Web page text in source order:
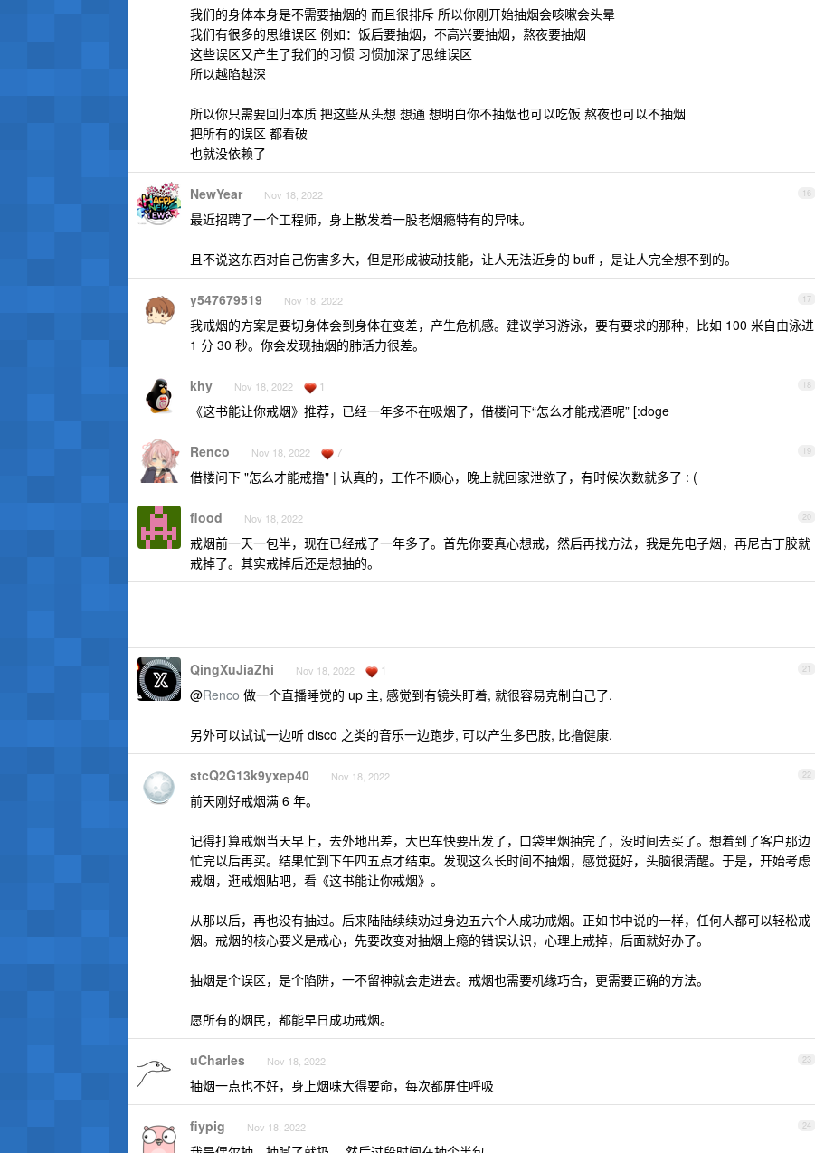
我们的身体本身是不需要抽烟的 而且很排斥 所以你刚开始抽烟会咳嗽会头晕
我们有很多的思维误区 例如：饭后要抽烟，不高兴要抽烟，熬夜要抽烟
这些误区又产生了我们的习惯 习惯加深了思维误区
所以越陷越深
所以你只需要回归本质 把这些从头想 想通 想明白你不抽烟也可以吃饭 熬夜也可以不抽烟
把所有的误区 都看破
也就没依赖了
16
NewYear Nov 18, 2022
最近招聘了一个工程师，身上散发着一股老烟瘾特有的异味。
且不说这东西对自己伤害多大，但是形成被动技能，让人无法近身的 buff ，是让人完全想不到的。
17
y547679519 Nov 18, 2022
我戒烟的方案是要切身体会到身体在变差，产生危机感。建议学习游泳，要有要求的那种，比如 100 米自由泳进
1 分 30 秒。你会发现抽烟的肺活力很差。
18
khy Nov 18, 2022 1
《这书能让你戒烟》推荐，已经一年多不在吸烟了，借楼问下“怎么才能戒酒呢” [:doge
19
Renco Nov 18, 2022 7
借楼问下 "怎么才能戒撸" | 认真的，工作不顺心，晚上就回家泄欲了，有时候次数就多了 : (
20
flood Nov 18, 2022
戒烟前一天一包半，现在已经戒了一年多了。首先你要真心想戒，然后再找方法，我是先电子烟，再尼古丁胶就
戒掉了。其实戒掉后还是想抽的。
21
QingXuJiaZhi Nov 18, 2022 1
@Renco 做一个直播睡觉的 up 主, 感觉到有镜头盯着, 就很容易克制自己了.
另外可以试试一边听 disco 之类的音乐一边跑步, 可以产生多巴胺, 比撸健康.
22
stcQ2G13k9yxep40 Nov 18, 2022
前天刚好戒烟满 6 年。
记得打算戒烟当天早上，去外地出差，大巴车快要出发了，口袋里烟抽完了，没时间去买了。想着到了客户那边
忙完以后再买。结果忙到下午四五点才结束。发现这么长时间不抽烟，感觉挺好，头脑很清醒。于是，开始考虑
戒烟，逛戒烟贴吧，看《这书能让你戒烟》。
从那以后，再也没有抽过。后来陆陆续续劝过身边五六个人成功戒烟。正如书中说的一样，任何人都可以轻松戒
烟。戒烟的核心要义是戒心，先要改变对抽烟上瘾的错误认识，心理上戒掉，后面就好办了。
抽烟是个误区，是个陷阱，一不留神就会走进去。戒烟也需要机缘巧合，更需要正确的方法。
愿所有的烟民，都能早日成功戒烟。
23
uCharles Nov 18, 2022
抽烟一点也不好，身上烟味大得要命，每次都屏住呼吸
24
fiypig Nov 18, 2022